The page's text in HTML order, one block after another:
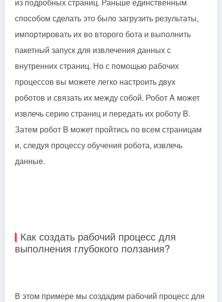
способом сделать это было загрузить результаты,
импортировать их во второго бота и выполнить
пакетный запуск для извлечения данных с
внутренних страниц. Но с помощью рабочих
процессов вы можете легко настроить двух
роботов и связать их между собой. Робот A может
извлечь серию страниц и передать их роботу B.
Затем робот B может пройтись по всем страницам
и, следуя процессу обучения робота, извлечь
данные.
Как создать рабочий процесс для
выполнения глубокого ползания?
В этом примере мы создадим рабочий процесс для